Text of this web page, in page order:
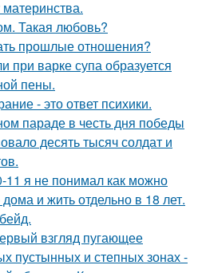
Такая любовь?
прошлые отношения?
при варке супа образуется
пены.
- это ответ психики.
параде в честь дня победы
десять тысяч солдат и
11 я не понимал как можно
и жить отдельно в 18 лет.
взгляд пугающее
пустынных и степных зонах -